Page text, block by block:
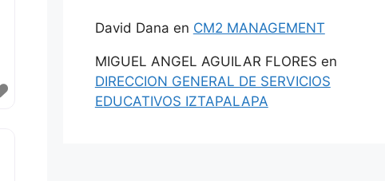
David Dana en CM2 MANAGEMENT
MIGUEL ANGEL AGUILAR FLORES en
DIRECCION GENERAL DE SERVICIOS
EDUCATIVOS IZTAPALAPA